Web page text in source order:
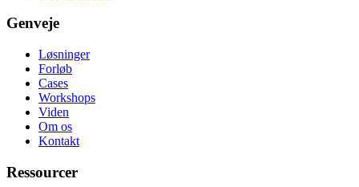
Genveje
Løsninger
Forløb
Cases
Workshops
Viden
Om os
Kontakt
Ressourcer